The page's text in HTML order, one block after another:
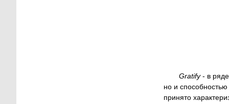
Gratify- в ряде
но и
принято